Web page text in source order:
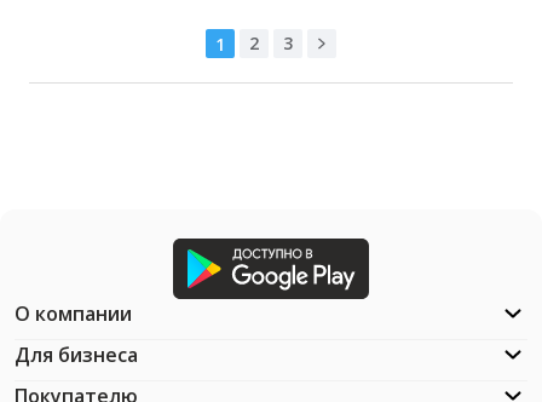
1 2 3
О компании
Для бизнеса
Покупателю